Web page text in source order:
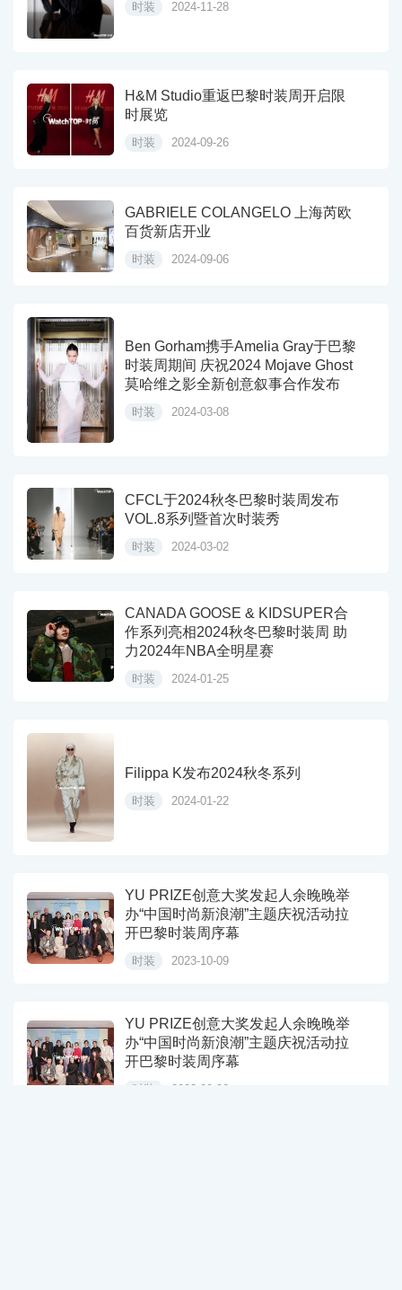
时装 2024-11-28
H&M Studio重返巴黎时装周开启限
时展览
时装 2024-09-26
GABRIELE COLANGELO 上海芮欧
百货新店开业
时装 2024-09-06
Ben Gorham携手Amelia Gray于巴黎
时装周期间 庆祝2024 Mojave Ghost
莫哈维之影全新创意叙事合作发布
时装 2024-03-08
CFCL于2024秋冬巴黎时装周发布
VOL.8系列暨首次时装秀
时装 2024-03-02
CANADA GOOSE & KIDSUPER合
作系列亮相2024秋冬巴黎时装周 助
力2024年NBA全明星赛
时装 2024-01-25
Filippa K发布2024秋冬系列
时装 2024-01-22
YU PRIZE创意大奖发起人余晚晚举
办“中国时尚新浪潮”主题庆祝活动拉
开巴黎时装周序幕
时装 2023-10-09
YU PRIZE创意大奖发起人余晚晚举
办“中国时尚新浪潮”主题庆祝活动拉
开巴黎时装周序幕
时装 2023-09-28